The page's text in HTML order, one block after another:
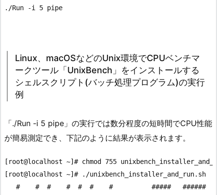
./Run -i 5 pipe
Linux、macOSなどのUnix環境でCPUベンチマ
ークツール「UnixBench」をインストールする
シェルスクリプト(バッチ処理プログラム)の実行
例
「./Run -i 5 pipe」の実行では数分程度の短時間でCPU性能
が簡易測定でき、下記のように結果が表示されます。
[root@localhost ~]# chmod 755
[root@localhost ~]# ./unixbench_installer_and_run.sh
#    #  #    #  #  #    #          #####   ######